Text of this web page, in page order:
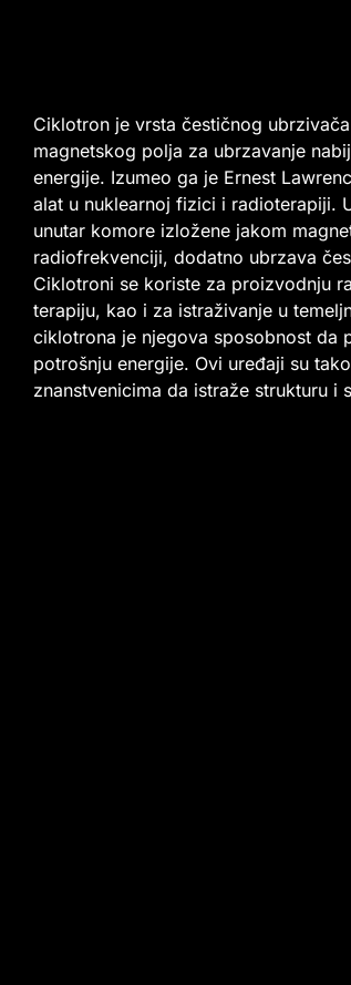
Ciklotron je vrsta čestičnog
magnetskog polja za ubrzavanje
energije. Izumeo ga je Ernest
alat u nuklearnoj fizici i radioterapiji.
unutar komore izložene jakom
radiofrekvenciji, dodatno ubrzava
Ciklotroni se koriste za proizvodnju
terapiju, kao i za istraživanje u
ciklotrona je njegova sposobnost da
potrošnju energije. Ovi uređaji su
znanstvenicima da istraže strukturu i